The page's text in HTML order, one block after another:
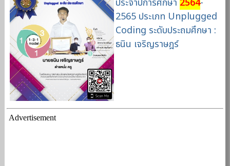
2565 ประเภท Unplugged
Coding ระดับประถมศึกษา :
ธนิน เจริญราษฎร์
Advertisement